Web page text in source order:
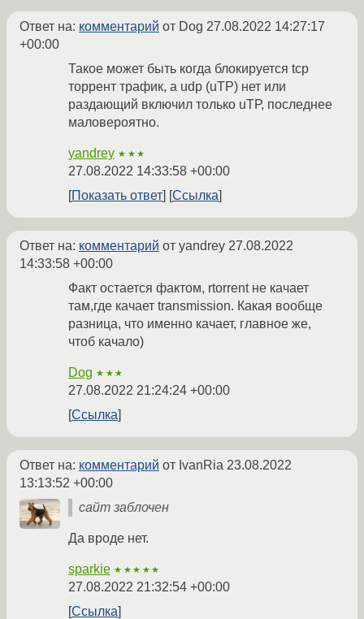
Ответ на: комментарий от Dog 27.08.2022 14:27:17
+00:00
Такое может быть когда блокируется tcp
торрент трафик, а udp (uTP) нет или
раздающий включил только uTР, последнее
маловероятно.
yandrey ★★★
27.08.2022 14:33:58 +00:00
Показать ответ
Ссылка
Ответ на: комментарий от yandrey 27.08.2022
14:33:58 +00:00
Факт остается фактом, rtorrent не качает
там,где качает transmission. Какая вообще
разница, что именно качает, главное же,
чтоб качало)
Dog ★★★
27.08.2022 21:24:24 +00:00
Ссылка
Ответ на: комментарий от IvanRia 23.08.2022
13:13:52 +00:00
сайт заблочен
Да вроде нет.
sparkie ★★★★★
27.08.2022 21:32:54 +00:00
Ссылка